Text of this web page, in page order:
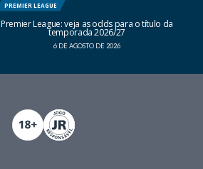
PREMIER LEAGUE
Premier League: veja as odds para o título da
temporada 2026/27
6 DE AGOSTO DE 2026